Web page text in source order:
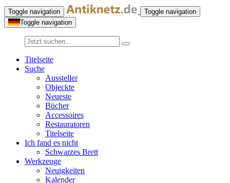
Toggle navigation
Toggle navigation
Toggle navigation
Titelseite
Suche
Aussteller
Objeckte
Neueste
Bücher
Accessoires
Restauratoren
Titelseite
Ich fand es nicht
Schwarzes Brett
Werkzeuge
Neuigkeiten
Kalender